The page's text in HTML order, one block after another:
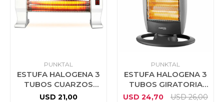
PUNKTAL
ESTUFA HALOGENA 3
TUBOS CUARZOS
PUNKTAL 1200W F
USD 21,00
PUNKTAL
ESTUFA HALOGENA 3
TUBOS GIRATORIA
2000W PUNKTAL F
USD 24,70 USD 26,00